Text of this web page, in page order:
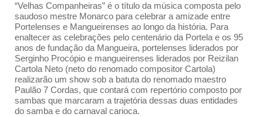
“Velhas Companheiras” é o título da música composta pelo
saudoso mestre Monarco para celebrar a amizade entre
Portelenses e Mangueirenses ao longo da história. Para
enaltecer as celebrações pelo centenário da Portela e os 95
anos de fundação da Mangueira, portelenses liderados por
Serginho Procópio e mangueirenses liderados por Reizilan
Cartola Neto (neto do renomado compositor Cartola)
realizarão um show sob a batuta do renomado maestro
Paulão 7 Cordas, que contará com repertório composto por
sambas que marcaram a trajetória dessas duas entidades
do samba e do carnaval carioca.